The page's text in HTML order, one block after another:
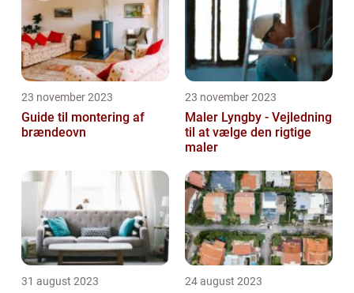
23 november 2023
Guide til montering af
brændeovn
23 november 2023
Maler Lyngby - Vejledning
til at vælge den rigtige
maler
31 august 2023 24 august 2023